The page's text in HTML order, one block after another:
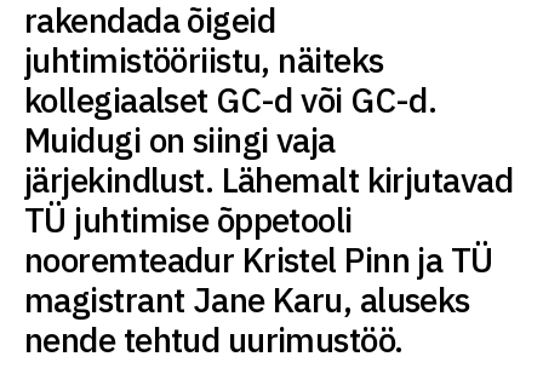
rakendada õigeid
juhtimistööriistu, näiteks
kollegiaalset GC-d või GC-d.
Muidugi on siingi vaja
järjekindlust. Lähemalt kirjutavad
TÜ juhtimise õppetooli
nooremteadur Kristel Pinn ja TÜ
magistrant Jane Karu, aluseks
nende tehtud uurimustöö.